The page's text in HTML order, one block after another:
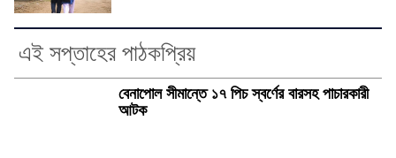
এই সপ্তাহের পাঠকপ্রিয়
বেনাপোল সীমান্তে ১৭ পিচ স্বর্ণের বারসহ পাচারকারী
আটক